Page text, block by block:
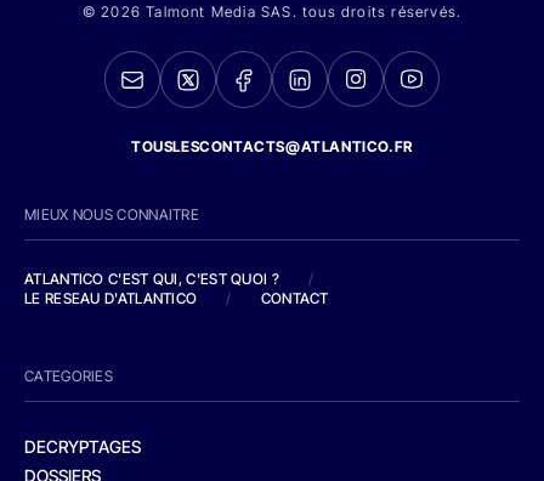
© 2026 Talmont Media SAS. tous droits réservés.
TOUSLESCONTACTS@ATLANTICO.FR
MIEUX NOUS CONNAITRE
ATLANTICO C'EST QUI, C'EST QUOI ?
/
LE RESEAU D'ATLANTICO
/ CONTACT
CATEGORIES
DECRYPTAGES
DOSSIERS